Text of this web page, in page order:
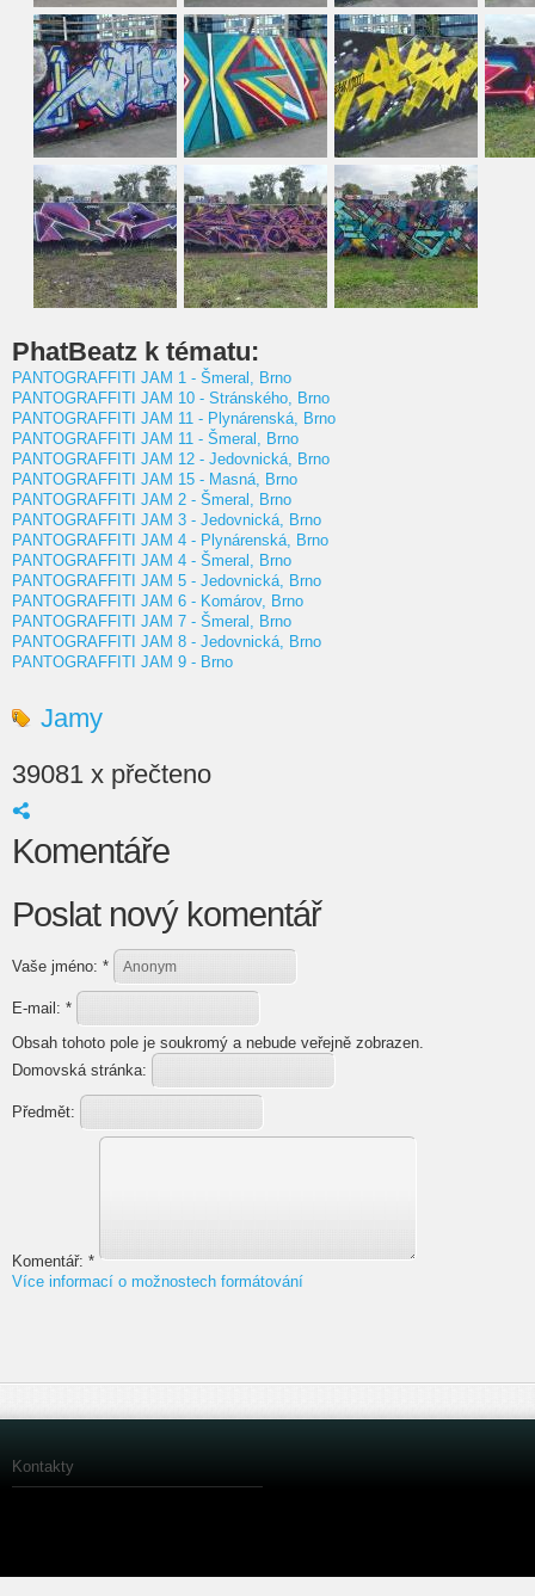
PhatBeatz k tématu:
PANTOGRAFFITI JAM 1 - Šmeral, Brno
PANTOGRAFFITI JAM 10 - Stránského, Brno
PANTOGRAFFITI JAM 11 - Plynárenská, Brno
PANTOGRAFFITI JAM 11 - Šmeral, Brno
PANTOGRAFFITI JAM 12 - Jedovnická, Brno
PANTOGRAFFITI JAM 15 - Masná, Brno
PANTOGRAFFITI JAM 2 - Šmeral, Brno
PANTOGRAFFITI JAM 3 - Jedovnická, Brno
PANTOGRAFFITI JAM 4 - Plynárenská, Brno
PANTOGRAFFITI JAM 4 - Šmeral, Brno
PANTOGRAFFITI JAM 5 - Jedovnická, Brno
PANTOGRAFFITI JAM 6 - Komárov, Brno
PANTOGRAFFITI JAM 7 - Šmeral, Brno
PANTOGRAFFITI JAM 8 - Jedovnická, Brno
PANTOGRAFFITI JAM 9 - Brno
Jamy
39081 x přečteno
Komentáře
Poslat nový komentář
Vaše jméno: *
E-mail: *
Obsah tohoto pole je soukromý a nebude veřejně zobrazen.
Domovská stránka:
Předmět:
Komentář: *
Více informací o možnostech formátování
Kontakty